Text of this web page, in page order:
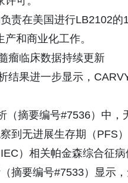
责在美国进行LB2102
和商业化工作。
瘤临床数据持续更新
结果进一步显示，
（摘要编号#7536）中
到无进展生存期（PFS
）相关帕金森综合征病
摘要编号#7533）显示